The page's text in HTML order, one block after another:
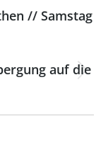
// Samstag
auf die